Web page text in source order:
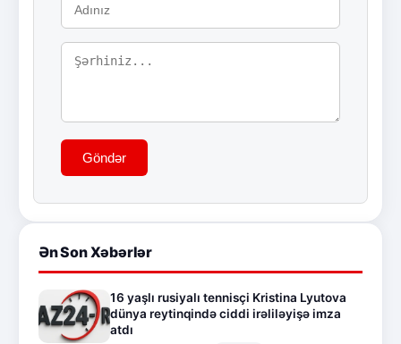
Göndər
Ən Son Xəbərlər
16 yaşlı rusiyalı tennisçi Kristina Lyutova
dünya reytinqində ciddi irəliləyişə imza
atdı